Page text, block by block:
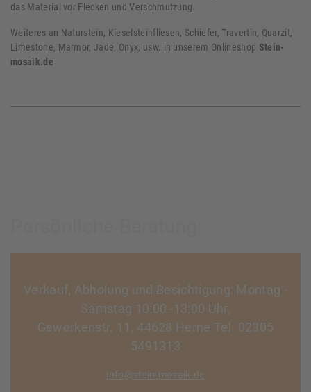
das Material vor Flecken und Verschmutzung.
Weiteres an Naturstein, Kieselsteinfliesen, Schiefer, Travertin, Quarzit,
Limestone, Marmor, Jade, Onyx, usw. in unserem Onlineshop Stein-
mosaik.de
Verkauf, Abholung und Besichtigung: Montag -
Samstag 10:00 -13:00 Uhr,
Gewerkenstr. 11, 44628 Herne Tel. 02305
5491313
info@stein-mosaik.de